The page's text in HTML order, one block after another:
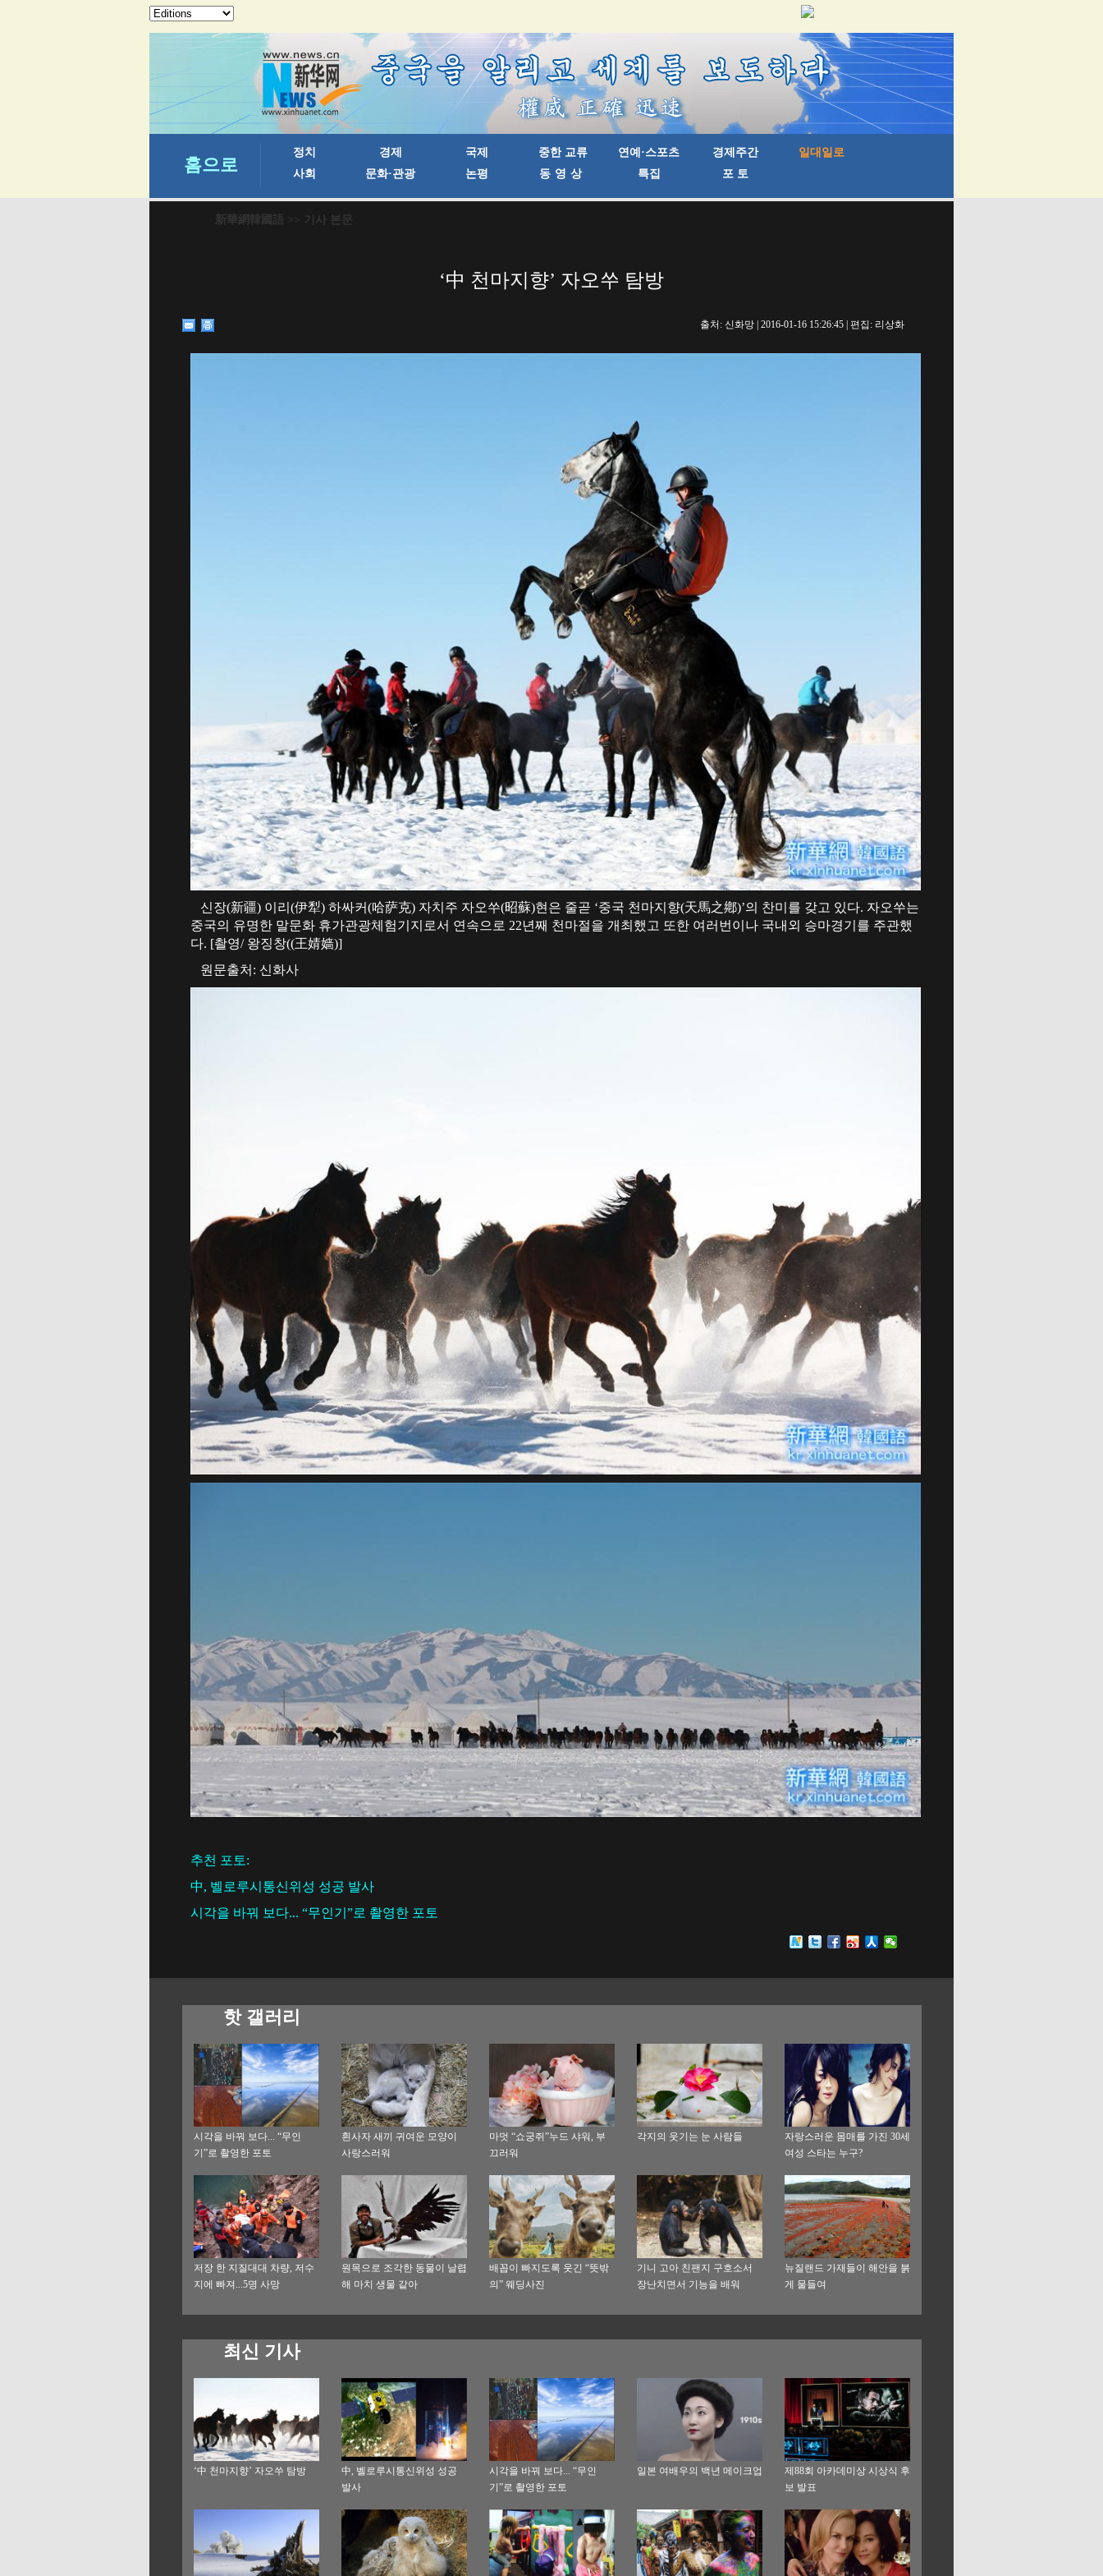
新華網韓國語 >> 기사 본문
‘中 천마지향’ 자오쑤 탐방
출처: 신화망 | 2016-01-16 15:26:45 | 편집: 리상화
신장(新疆) 이리(伊犁) 하싸커(哈萨克) 자치주 자오쑤(昭蘇)현은 줄곧 ‘중국 천마지향(天馬之鄕)’의 찬미를 갖고 있다. 자오쑤는
중국의 유명한 말문화 휴가관광체험기지로서 연속으로 22년째 천마절을 개최했고 또한 여러번이나 국내외 승마경기를 주관했
다. [촬영/ 왕징창((王婧嫱)]
원문출처: 신화사
추천 포토:
中, 벨로루시통신위성 성공 발사
시각을 바꿔 보다... “무인기”로 촬영한 포토
핫 갤러리
시각을 바꿔 보다... “무인
기”로 촬영한 포토
흰사자 새끼 귀여운 모양이
사랑스러워
마멋 “쇼궁쥐”누드 샤워, 부
끄러워
각지의 웃기는 눈 사람들
자랑스러운 몸매를 가진 30세
여성 스타는 누구?
저장 한 지질대대 차량, 저수
지에 빠져...5명 사망
원목으로 조각한 동물이 날렵
해 마치 생물 같아
배꼽이 빠지도록 웃긴 “뜻밖
의” 웨딩사진
기니 고아 친팬지 구호소서
장난치면서 기능을 배워
뉴질랜드 가재들이 해안을 붉
게 물들여
최신 기사
‘中 천마지향’ 자오쑤 탐방
中, 벨로루시통신위성 성공
발사
시각을 바꿔 보다... “무인
기”로 촬영한 포토
일본 여배우의 백년 메이크업
제88회 아카데미상 시상식 후
보 발표